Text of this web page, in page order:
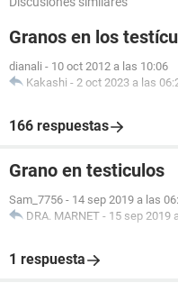
Granos en los
dianali - 10 oct 2012 a las 10:06
Kakashi - 2 oct 2023 a las
166 respuestas
Grano en testiculos
Sam_7756 - 14 sep 2019 a las
DRA. MARNET - 15 sep 2019
1 respuesta